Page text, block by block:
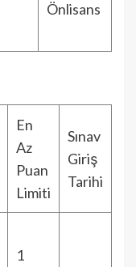
Önlisans
En
Az
Puan
Limiti
Sınav
Giriş
Tarihi
1